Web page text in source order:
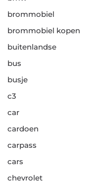
brommobiel
brommobiel kopen
buitenlandse
bus
busje
c3
car
cardoen
carpass
cars
chevrolet